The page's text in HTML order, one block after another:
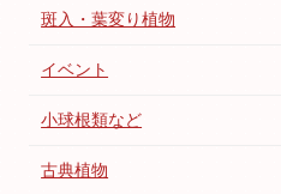
斑入・葉変り植物
イベント
小球根類など
古典植物